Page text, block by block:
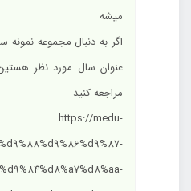
میشه
اگر به دنبال مجموعه نمونه
عنوان سال مورد نظر
مراجعه کنید
https://medu-